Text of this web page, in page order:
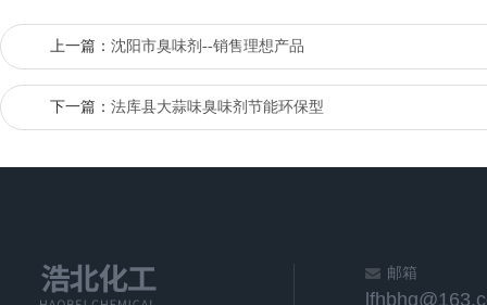
上一篇： 沈阳市臭味剂--销售理想产品
下一篇： 法库县大蒜味臭味剂节能环保型
邮箱